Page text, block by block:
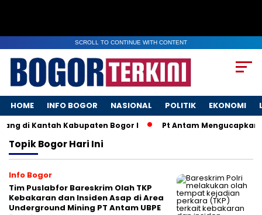
SCROLL TO CONTINUE WITH CONTENT
HOME INFO BOGOR NASIONAL POLITIK EKONOMI
di Kantah Kabupaten Bogor I Pt Antam Mengucapkan
TopikBogor Hari Ini
Info Bogor
Tim Puslabfor Bareskrim Olah TKP
Kebakaran dan Insiden Asap di Area
Underground Mining PT Antam UBPE